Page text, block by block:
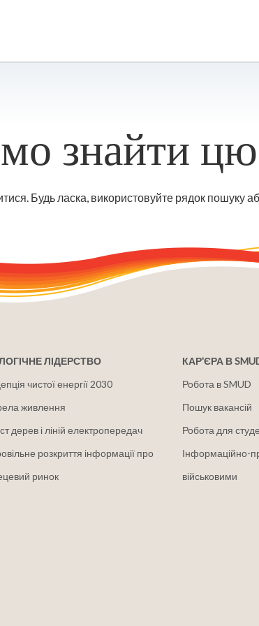
знайти цю
Будь ласка, використовуйте рядок пошуку
ЛІДЕРСТВО
чистої енергії 2030
живлення
дерев і ліній електропередач
розкриття інформації про
ринок
КАР'ЄРА В
Робота в SMUD
Пошук вакансій
Робота для
Інформаційно-
військовими